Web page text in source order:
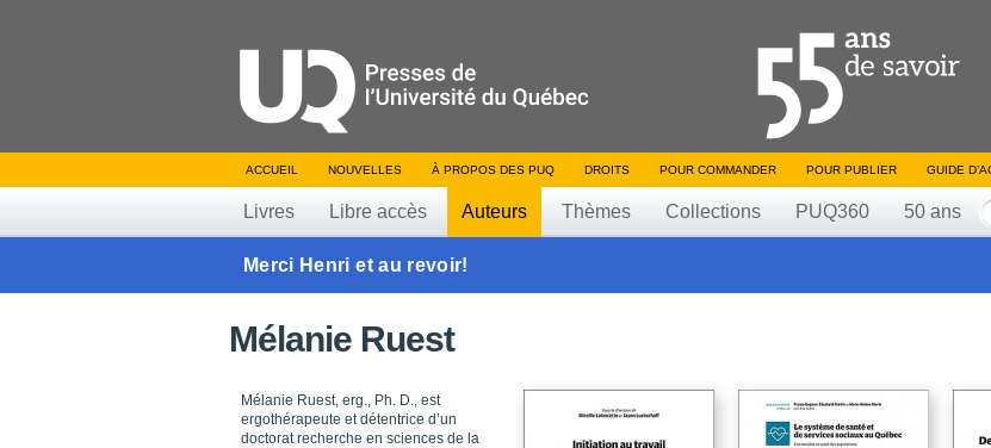
ACCUEIL NOUVELLES À PROPOS DES PUQ DROITS POUR COMMANDER POUR PUBLIER GUIDE
Livres Libre accès Auteurs Thèmes Collections PUQ360 50 ans
Merci Henri et au revoir!
Mélanie Ruest
Mélanie Ruest, erg., Ph. D., est
ergothérapeute et détentrice d’un
doctorat recherche en sciences de la